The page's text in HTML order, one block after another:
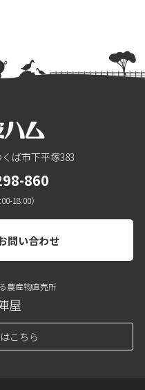
ば市下平塚383
860
18:00）
問い合わせ
農産物直売所
屋
こちら